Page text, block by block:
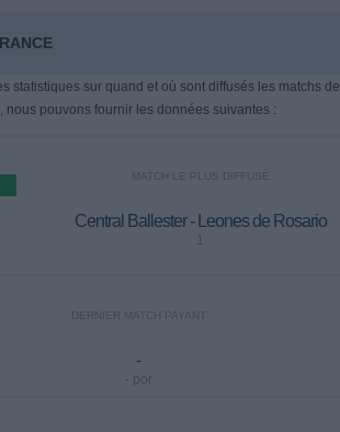
statistiques sur quand et où sont diffusés les matchs de
, nous pouvons fournir les données suivantes :
MATCH LE PLUS DIFFUSÉ
Central Ballester - Leones de Rosario
1
DERNIER MATCH PAYANT
-
- por